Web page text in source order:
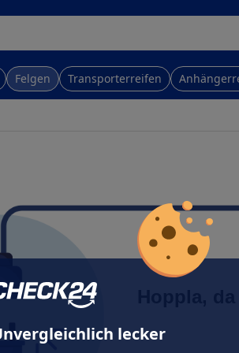
lecker
Felgen Transporterreifen
Hoppla,